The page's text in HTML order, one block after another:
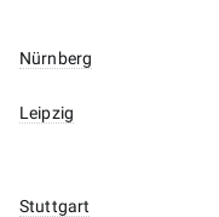
Nürnberg
Leipzig
Stuttgart